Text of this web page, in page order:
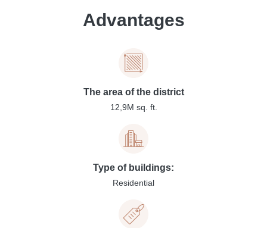
Advantages
The area of the district
12,9M sq. ft.
Type of buildings:
Residential